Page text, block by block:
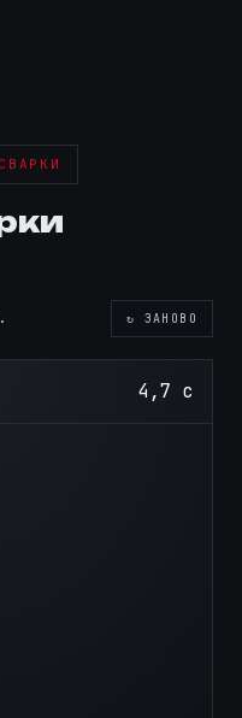
↻ ЗАНОВО
6,4 с